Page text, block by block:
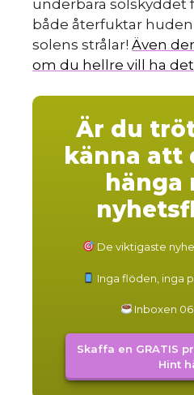
underbara solskyddet
både återfuktar
solens strålar! Även
om du hellre vill ha
Är du
känna att
hänga
De viktigaste
Inga flöden, inga
Inboxen
Skaffa en GRATIS
Hint